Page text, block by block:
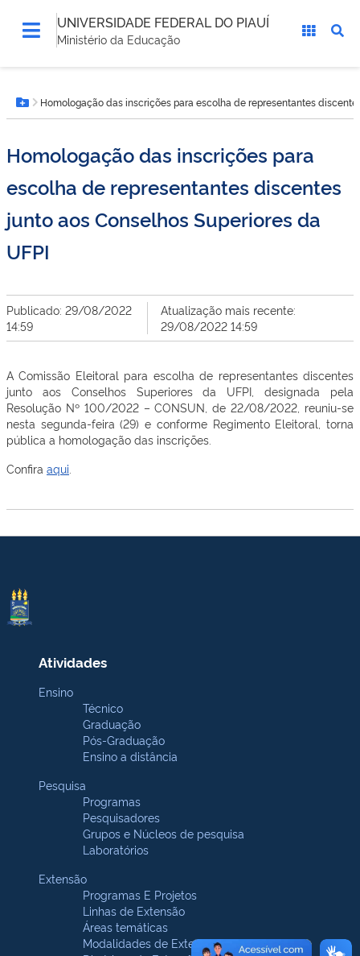
UNIVERSIDADE FEDERAL DO PIAUÍ
Ministério da Educação
está
aqui:Botão Menu
Homologação das inscrições para escolha de representantes
Homologação das inscrições para
escolha de representantes discentes
junto aos Conselhos Superiores da
UFPI
Publicado: 29/08/2022
14:59
Atualização mais recente:
29/08/2022 14:59
A Comissão Eleitoral para escolha de representantes discentes
junto aos Conselhos Superiores da UFPI, designada pela
Resolução Nº 100/2022 – CONSUN, de 22/08/2022, reuniu-se
nesta segunda-feira (29) e conforme Regimento Eleitoral, torna
pública a homologação das inscrições.
Confira aqui
Atividades
Ensino
Técnico
Graduação
Pós-Graduação
Ensino a distância
Pesquisa
Programas
Pesquisadores
Grupos e Núcleos de pesquisa
Laboratórios
Extensão
Programas E Projetos
Linhas de Extensão
Áreas temáticas
Modalidades de Extensão